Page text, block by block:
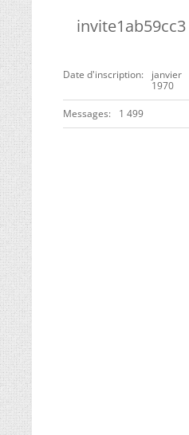
invite1ab59cc3
Date d'inscription
janvier
1970
Messages 1 499